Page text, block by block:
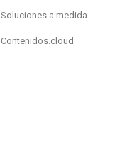
Soluciones a medida
Contenidos.cloud